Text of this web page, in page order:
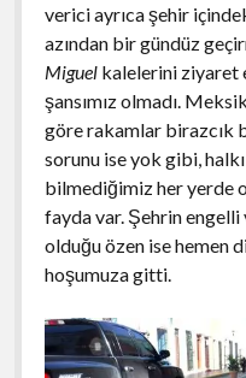
verici ayrıca şehir
azından bir gündüz
Miguelkalelerini ziyaret
şansımız olmadı.
göre rakamlar birazcık
sorunu ise yok gibi,
bilmediğimiz her yerde
fayda var. Şehrin
olduğu özen ise hemen
hoşumuza gitti.